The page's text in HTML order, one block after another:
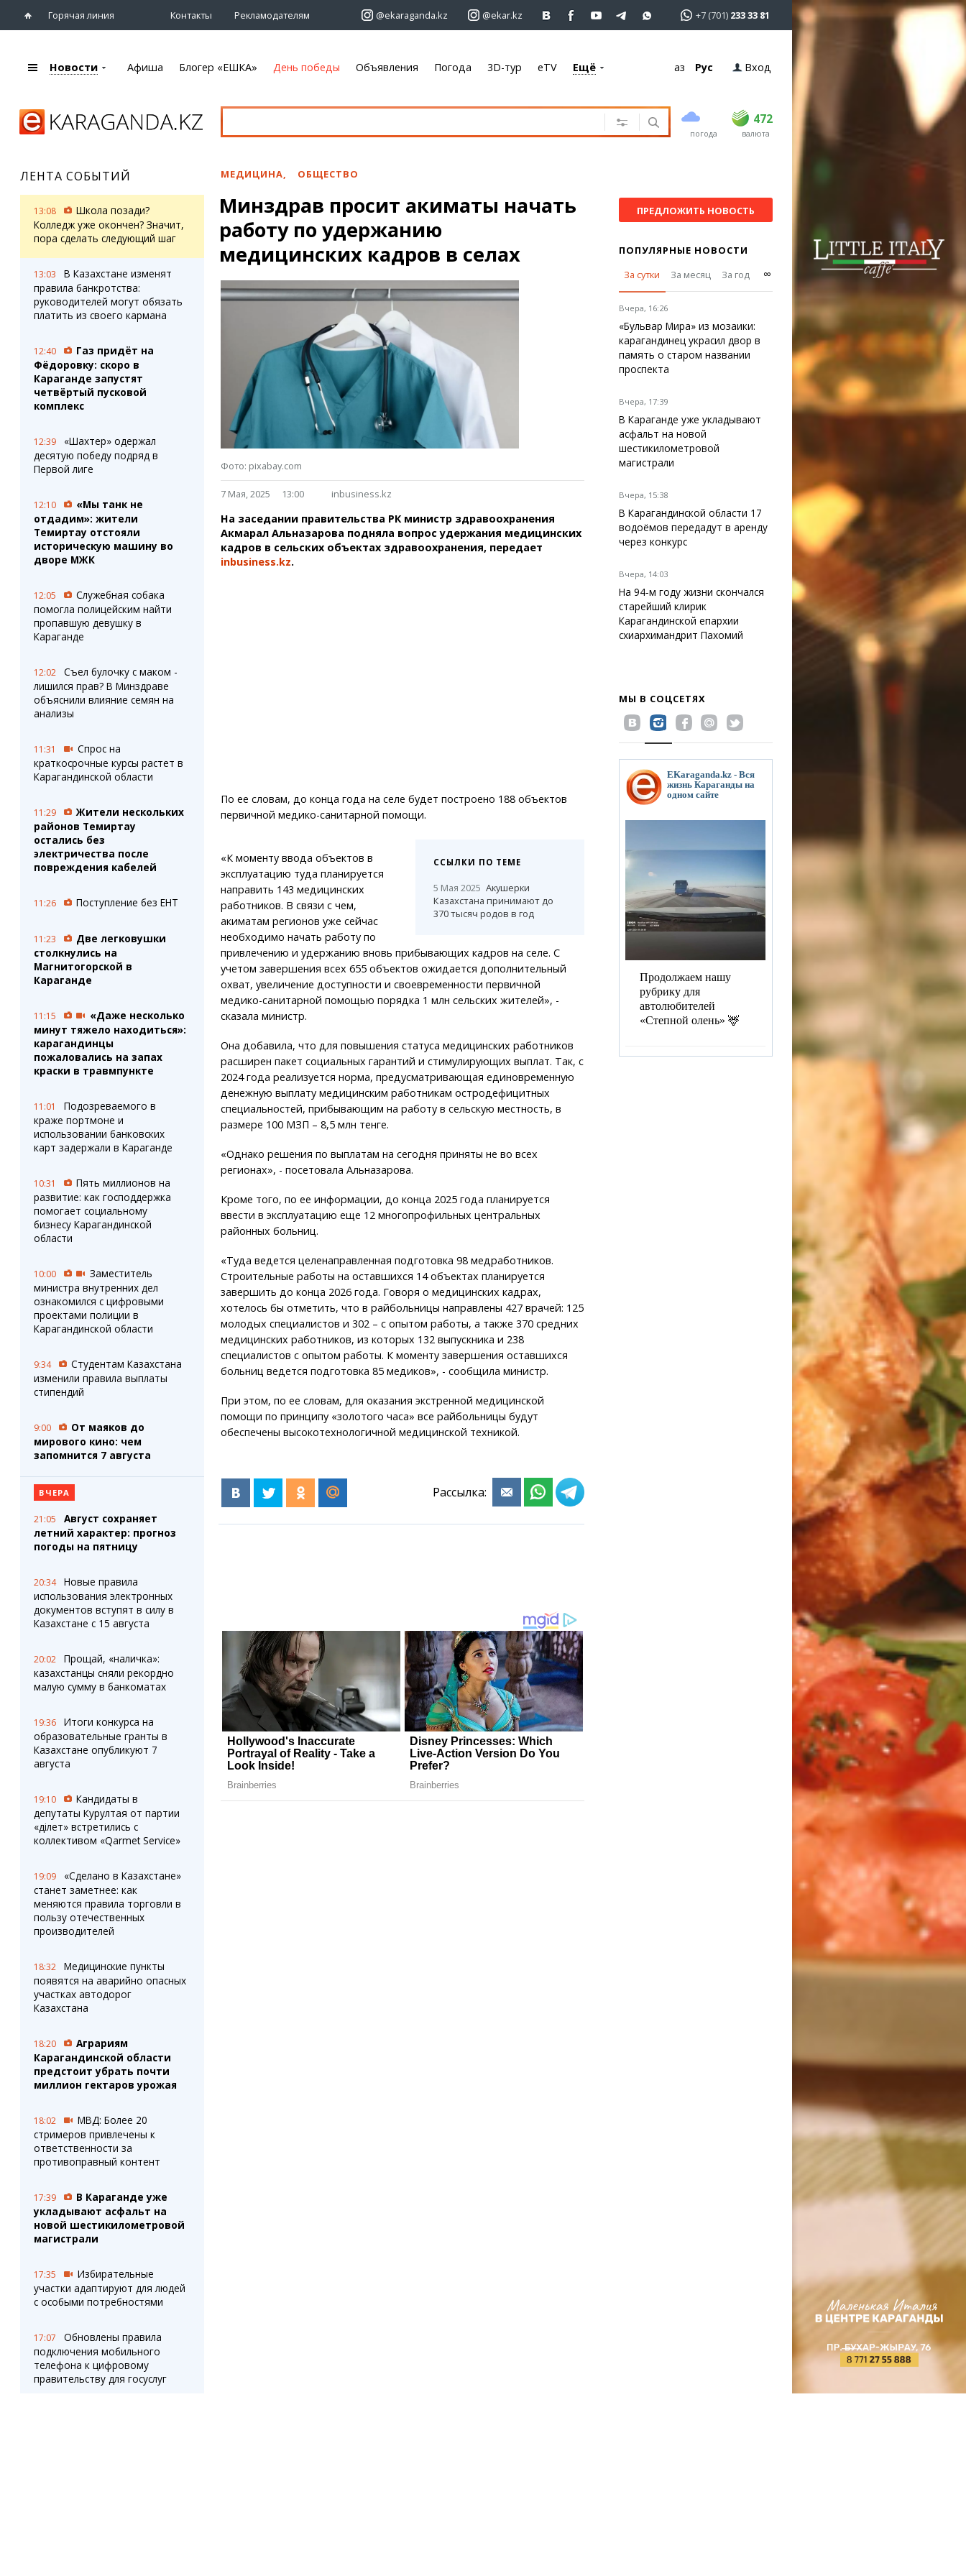
Горячая линия Контакты Рекламодателям @ekaraganda.kz @ekar.kz +7 (701) 233 33 81
Караганды
eTV
Рассылка новостей
Персоны
Афиша
Театры
Спорт
Выставки
Цирк и зоопарк
Объявления
Услуги
Электроника
Мебель
Блогер «ЕШКА»
Лента блогера
Коллаж недели
Ешкин гороскоп
Карты
Карта Караганды
Организации
Мой участковый
Перекрытие дорог
Погода
Караганда
Темиртау
Балхаш
Жезказган
Фото
Видео
Timelapse
Сервисы
Переводчик
Справочник
Расписание транспорта
Экстренные службы
Каталог компаний
Купить шины, легко!
Новости Афиша Блогер «ЕШКА» День победы Объявления Погода 3D-тур eTV Ещё Қаз Рус Вход
погода
472
продажа
USD 469 472
EUR валюта
ЛЕНТА СОБЫТИЙ
13:08
Школа позади?
Колледж уже окончен? Значит,
пора сделать следующий шаг
13:03
В Казахстане изменят
правила банкротства:
руководителей могут обязать
платить из своего кармана
12:40
Газ придёт на
Фёдоровку: скоро в
Караганде запустят
четвёртый пусковой
комплекс
12:39
«Шахтер» одержал
десятую победу подряд в
Первой лиге
12:10
«Мы танк не
отдадим»: жители
Темиртау отстояли
историческую машину во
дворе МЖК
12:05
Служебная собака
помогла полицейским найти
пропавшую девушку в
Караганде
12:02
Съел булочку с маком -
лишился прав? В Минздраве
объяснили влияние семян на
анализы
11:31
Спрос на
краткосрочные курсы растет в
Карагандинской области
11:29
Жители нескольких
районов Темиртау
остались без
электричества после
повреждения кабелей
11:26 Поступление без ЕНТ
11:23
Две легковушки
столкнулись на
Магнитогорской в
Караганде
11:15
«Даже несколько
минут тяжело находиться»:
карагандинцы
пожаловались на запах
краски в травмпункте
11:01
Подозреваемого в
краже портмоне и
использовании банковских
карт задержали в Караганде
10:31
Пять миллионов на
развитие: как господдержка
помогает социальному
бизнесу Карагандинской
области
10:00
Заместитель
министра внутренних дел
ознакомился с цифровыми
проектами полиции в
Карагандинской области
9:34
Студентам Казахстана
изменили правила выплаты
стипендий
9:00
От маяков до
мирового кино: чем
запомнится 7 августа
ВЧЕРА
21:05
Август сохраняет
летний характер: прогноз
погоды на пятницу
20:34
Новые правила
использования электронных
документов вступят в силу в
Казахстане с 15 августа
20:02
Прощай, «наличка»:
казахстанцы сняли рекордно
малую сумму в банкоматах
19:36
Итоги конкурса на
образовательные гранты в
Казахстане опубликуют 7
августа
19:10
Кандидаты в
депутаты Курултая от партии
«Әділет» встретились с
коллективом «Qarmet Service»
19:09
«Сделано в Казахстане»
станет заметнее: как
меняются правила торговли в
пользу отечественных
производителей
18:32
Медицинские пункты
появятся на аварийно опасных
участках автодорог
Казахстана
18:20
Аграриям
Карагандинской области
предстоит убрать почти
миллион гектаров урожая
18:02
МВД: Более 20
стримеров привлечены к
ответственности за
противоправный контент
17:39
В Караганде уже
укладывают асфальт на
новой шестикилометровой
магистрали
17:35
Избирательные
участки адаптируют для людей
с особыми потребностями
17:07
Обновлены правила
подключения мобильного
телефона к цифровому
правительству для госуслуг
МЕДИЦИНА, ОБЩЕСТВО
Минздрав просит акиматы начать
работу по удержанию
медицинских кадров в селах
Фото: pixabay.com
7 Мая, 2025 13:00 inbusiness.kz
На заседании правительства РК министр здравоохранения
Акмарал Альназарова подняла вопрос удержания медицинских
кадров в сельских объектах здравоохранения, передает
inbusiness.kz.
По ее словам, до конца года на селе будет построено 188 объектов
первичной медико-санитарной помощи.
ССЫЛКИ ПО ТЕМЕ
5 Мая 2025 Акушерки
Казахстана принимают до
370 тысяч родов в год
«К моменту ввода объектов в
эксплуатацию туда планируется
направить 143 медицинских
работников. В связи с чем,
акиматам регионов уже сейчас
необходимо начать работу по
привлечению и удержанию вновь прибывающих кадров на селе. С
учетом завершения всех 655 объектов ожидается дополнительный
охват, увеличение доступности и своевременности первичной
медико-санитарной помощью порядка 1 млн сельских жителей», -
сказала министр.
Она добавила, что для повышения статуса медицинских работников
расширен пакет социальных гарантий и стимулирующих выплат. Так, с
2024 года реализуется норма, предусматривающая единовременную
денежную выплату медицинским работникам остродефицитных
специальностей, прибывающим на работу в сельскую местность, в
размере 100 МЗП – 8,5 млн тенге.
«Однако решения по выплатам на сегодня приняты не во всех
регионах», - посетовала Альназарова.
Кроме того, по ее информации, до конца 2025 года планируется
ввести в эксплуатацию еще 12 многопрофильных центральных
районных больниц.
«Туда ведется целенаправленная подготовка 98 медработников.
Строительные работы на оставшихся 14 объектах планируется
завершить до конца 2026 года. Говоря о медицинских кадрах,
хотелось бы отметить, что в райбольницы направлены 427 врачей: 125
молодых специалистов и 302 – с опытом работы, а также 370 средних
медицинских работников, из которых 132 выпускника и 238
специалистов с опытом работы. К моменту завершения оставшихся
больниц ведется подготовка 85 медиков», - сообщила министр.
При этом, по ее словам, для оказания экстренной медицинской
помощи по принципу «золотого часа» все райбольницы будут
обеспечены высокотехнологичной медицинской техникой.
Рассылка:
ПРЕДЛОЖИТЬ НОВОСТЬ
ПОПУЛЯРНЫЕ НОВОСТИ
За сутки
За месяц За год ∞
Вчера, 16:26
«Бульвар Мира» из мозаики:
карагандинец украсил двор в
память о старом названии
проспекта
Вчера, 17:39
В Караганде уже укладывают
асфальт на новой
шестикилометровой
магистрали
Вчера, 15:38
В Карагандинской области 17
водоёмов передадут в аренду
через конкурс
Вчера, 14:03
На 94-м году жизни скончался
старейший клирик
Карагандинской епархии
схиархимандрит Пахомий
МЫ В СОЦСЕТЯХ
EKaraganda.kz - Вся
жизнь Караганды на
одном сайте